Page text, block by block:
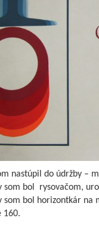
nastúpil do údržby –
som bol rysovačom,
som bol horizontkár na
160.